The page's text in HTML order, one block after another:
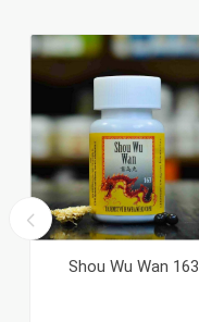
Shou Wu Wan 163